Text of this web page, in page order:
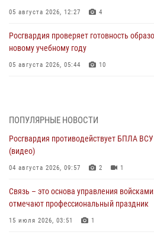
05 августа 2026, 12:27 4
Росгвардия проверяет готовность
новому учебному году
05 августа 2026, 05:44 10
04 августа 2026, 09:57 2
Росгвардия приняла участие в
города в Екатеринбурге
03 августа 2026, 07:43 3
Росгвардия приняла участие в
антитеррористическом учении в
31 июля 2026, 12:27 1
ПОПУЛЯРНЫЕ НОВОСТИ
Росгвардия противодействует БПЛА
(видео)
04 августа 2026, 09:57 2 1
Связь – это основа управления
отмечают профессиональный праздник
15 июля 2026, 03:51 1